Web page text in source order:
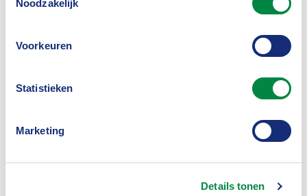
Noodzakelijk
Voorkeuren
Statistieken
Marketing
Details tonen